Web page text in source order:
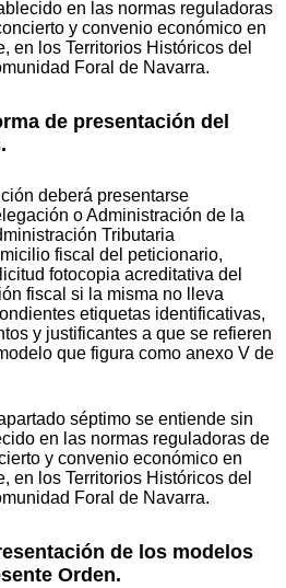
en las normas reguladoras
y convenio económico en
en los Territorios Históricos del
Foral de Navarra.
de presentación del
deberá presentarse
o Administración de la
Tributaria
fiscal del peticionario,
fotocopia acreditativa del
fiscal si la misma no lleva
etiquetas identificativas,
y justificantes a que se refieren
que figura como anexo V de
séptimo se entiende sin
en las normas reguladoras de
y convenio económico en
en los Territorios Históricos del
Foral de Navarra.
de los modelos
Orden.